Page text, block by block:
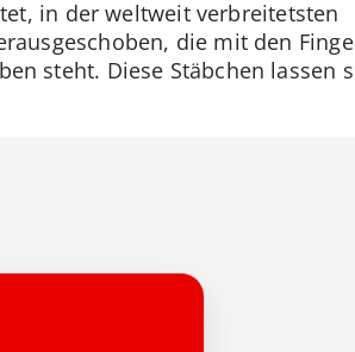
in der weltweit verbreitetsten
die mit den
steht. Diese Stäbchen lassen